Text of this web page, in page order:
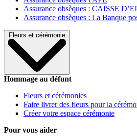
Assurance obsèques : CAISSE
Assurance obsèques : La Banque
Fleurs et cérémonie
Hommage au défunt
Fleurs et cérémonies
Faire livrer des fleurs pour la
Créer votre espace cérémonie
Pour vous aider